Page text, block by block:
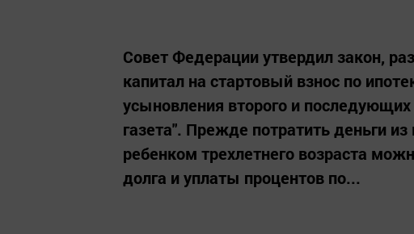
Совет Федерации утвердил закон,
капитал на стартовый взнос по
усыновления второго и
газета". Прежде потратить деньги
ребенком трехлетнего возраста
долга и уплаты процентов по...